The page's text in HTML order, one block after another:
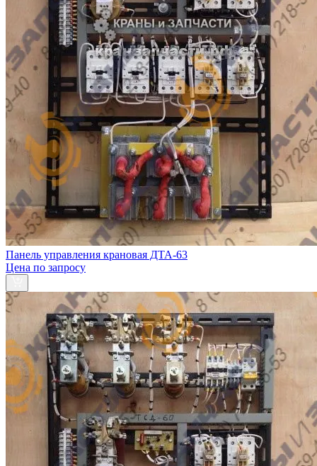
Панель управления крановая ДТА-63
Цена по запросу